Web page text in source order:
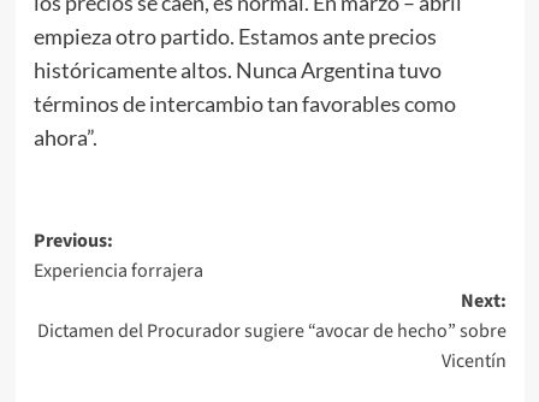
empieza otro partido. Estamos ante precios
históricamente altos. Nunca Argentina tuvo
términos de intercambio tan favorables como
ahora”.
Post
navigation
Previous:
Experiencia forrajera
Next:
Dictamen del Procurador sugiere “avocar de hecho” sobre
Vicentín